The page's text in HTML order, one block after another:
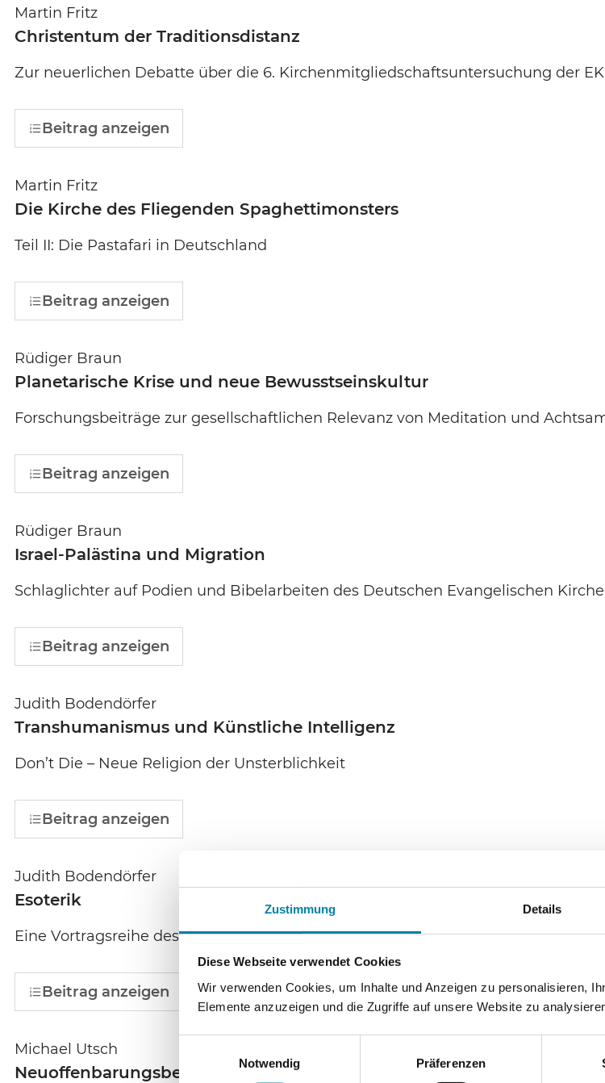
Zustimmung Details
Diese Webseite verwendet Cookies
Wir verwenden Cookies, um Inhalte und Anzeigen zu personalisieren,
Elemente anzuzeigen und die Zugriffe auf unsere Website zu
Notwendig
Präferenzen
Martin Fritz
Christentum der Traditionsdistanz
Zur neuerlichen Debatte über die 6. Kirchenmitgliedschaftsuntersuchung der
Beitrag anzeigen
Martin Fritz
Die Kirche des Fliegenden Spaghettimonsters
Teil II: Die Pastafari in Deutschland
Beitrag anzeigen
Rüdiger Braun
Planetarische Krise und neue Bewusstseinskultur
Forschungsbeiträge zur gesellschaftlichen Relevanz von Meditation und
Beitrag anzeigen
Rüdiger Braun
Israel-Palästina und Migration
Schlaglichter auf Podien und Bibelarbeiten des Deutschen Evangelischen
Beitrag anzeigen
Judith Bodendörfer
Transhumanismus und Künstliche Intelligenz
Don’t Die – Neue Religion der Unsterblichkeit
Beitrag anzeigen
Judith Bodendörfer
Esoterik
Eine Vortragsreihe des CAS-E zum 100. Todestag von Rudolf Steiner
Beitrag anzeigen
Michael Utsch
Neuoffenbarungsbewegungen